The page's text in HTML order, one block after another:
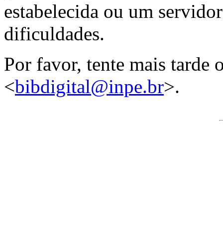
estabelecida ou um
dificuldades.
Por favor, tente mais tarde
<bibdigital@inpe.br>.